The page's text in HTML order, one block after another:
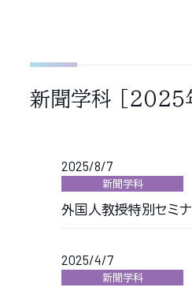
新聞学科 ［2025
2025/8/7
新聞学科
外国人教授特別セミナ
2025/4/7
新聞学科